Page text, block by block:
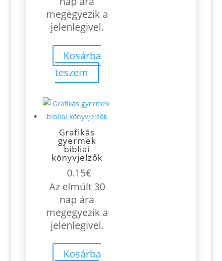
megegyezik a
jelenlegivel.
Kosárba
teszem
Grafikás
gyermek
bibliai
könyvjelzők
0.15€
Az elmúlt 30
nap ára
megegyezik a
jelenlegivel.
Kosárba